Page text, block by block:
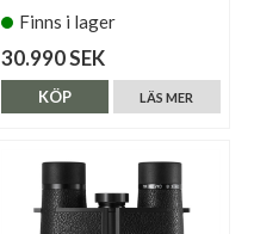
Finns i lager
30.990 SEK
LÄS MER
KÖP